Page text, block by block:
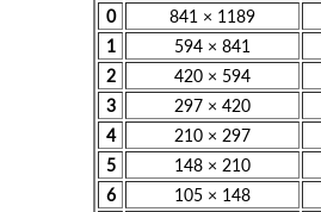
0
841 × 1189
1
594 × 841
2
420 × 594
3
297 × 420
4
210 × 297
5
148 × 210
6
105 × 148